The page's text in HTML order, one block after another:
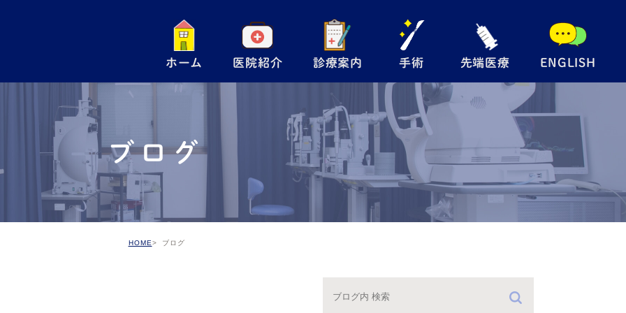
ホーム 医院紹介 診療案内
小児眼科
手術
アレルギー検査
予防接種
手術
手術内容について
翼状片手術
眼瞼下垂手術
硝子体注射
緑内障レーザー
（SLT）
先端医療
自由診療
メディカルサプリ
ENGLISH
ブログ
HOME ブログ